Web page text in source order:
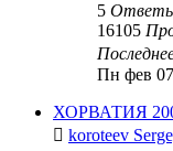
5
16105
Пн фев
ХОРВАТИЯ
koroteev